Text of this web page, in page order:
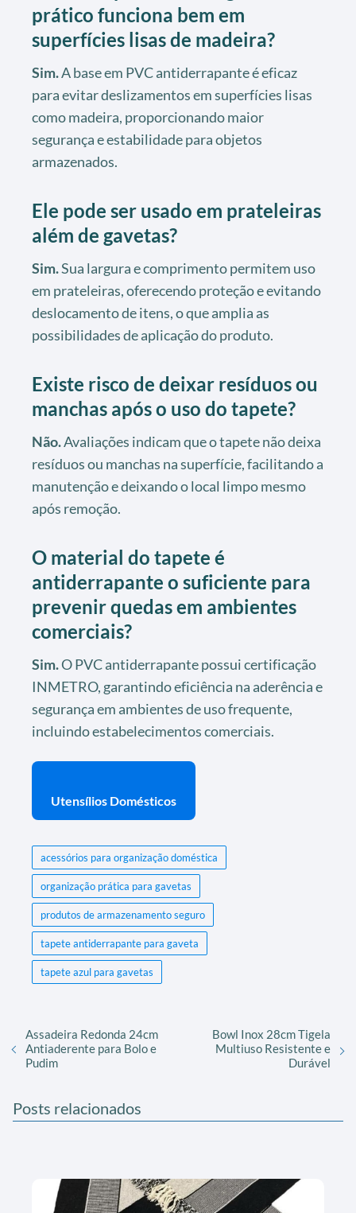
prático funciona bem em
superfícies lisas de madeira?
Sim.A base em PVC antiderrapante é eficaz
para evitar deslizamentos em superfícies lisas
como madeira, proporcionando maior
segurança e estabilidade para objetos
armazenados.
Ele pode ser usado em prateleiras
além de gavetas?
Sim.Sua largura e comprimento permitem uso
em prateleiras, oferecendo proteção e evitando
deslocamento de itens, o que amplia as
possibilidades de aplicação do produto.
Existe risco de deixar resíduos ou
manchas após o uso do tapete?
Não.Avaliações indicam que o tapete não deixa
resíduos ou manchas na superfície, facilitando a
manutenção e deixando o local limpo mesmo
após remoção.
O material do tapete é
antiderrapante o suficiente para
prevenir quedas em ambientes
comerciais?
Sim.O PVC antiderrapante possui certificação
INMETRO, garantindo eficiência na aderência e
segurança em ambientes de uso frequente,
incluindo estabelecimentos comerciais.
Utensílios Domésticos
acessórios para organização doméstica
organização prática para gavetas
produtos de armazenamento seguro
tapete antiderrapante para gaveta
tapete azul para gavetas
Assadeira Redonda 24cm
Antiaderente para Bolo e
Pudim
Bowl Inox 28cm Tigela
Multiuso Resistente e
Durável
Posts relacionados